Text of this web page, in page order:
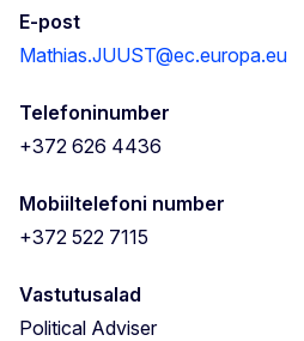
E-post
Mathias.JUUST@ec.europa.eu
Telefoninumber
+372 626 4436
Mobiiltelefoni number
+372 522 7115
Vastutusalad
Political Adviser